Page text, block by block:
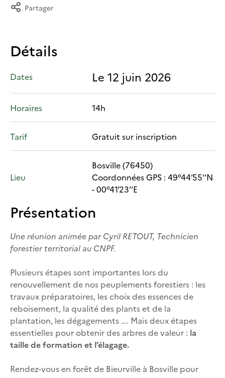
Partager
Détails
Dates Le 12 juin 2026
Horaires 14h
Tarif Gratuit sur inscription
Lieu
Bosville (76450)
Coordonnées GPS : 49°44’55’’N
- 00°41’23’’E
Présentation
Une réunion animée par Cyril RETOUT, Technicien
forestier territorial au CNPF.
Plusieurs étapes sont importantes lors du
renouvellement de nos peuplements forestiers : les
travaux préparatoires, les choix des essences de
reboisement, la qualité des plants et de la
plantation, les dégagements …. Mais deux étapes
essentielles pour obtenir des arbres de valeur : la
taille de formation et l’élagage.
Rendez-vous en forêt de Bieurville à Bosville pour